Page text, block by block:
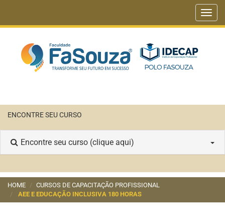
ENCONTRE SEU CURSO
Encontre seu curso (clique aqui)
HOME
CURSOS DE CAPACITAÇÃO PROFISSIONAL
AEE E EDUCAÇÃO INCLUSIVA 180 HORAS